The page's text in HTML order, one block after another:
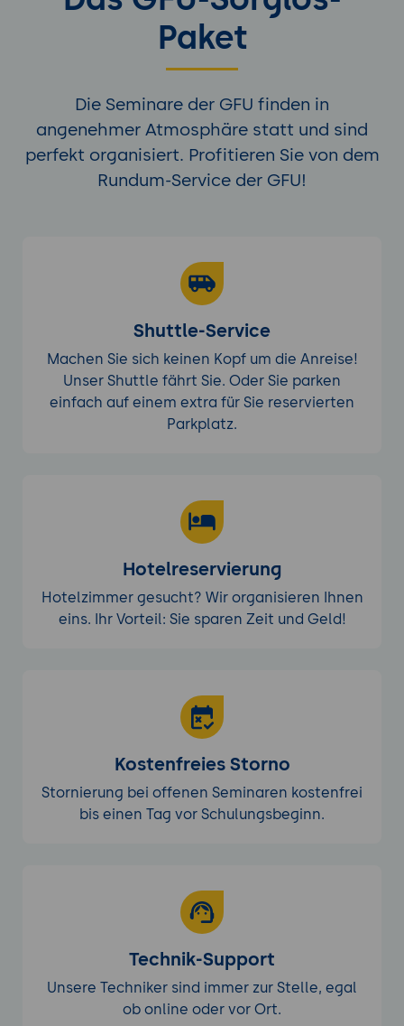
Paket
Die Seminare der GFU finden in
angenehmer Atmosphäre statt und sind
perfekt organisiert. Profitieren Sie von dem
Rundum-Service der GFU!
Shuttle-Service
Machen Sie sich keinen Kopf um die Anreise!
Unser Shuttle fährt Sie. Oder Sie parken
einfach auf einem extra für Sie reservierten
Parkplatz.
Hotelreservierung
Hotelzimmer gesucht? Wir organisieren Ihnen
eins. Ihr Vorteil: Sie sparen Zeit und Geld!
Kostenfreies Storno
Stornierung bei offenen Seminaren kostenfrei
bis einen Tag vor Schulungsbeginn.
Technik-Support
Unsere Techniker sind immer zur Stelle, egal
ob online oder vor Ort.